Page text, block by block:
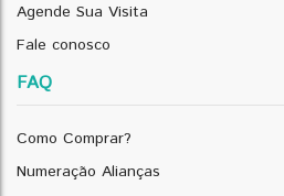
Agende Sua Visita
Fale conosco
FAQ
Como Comprar?
Numeração Alianças